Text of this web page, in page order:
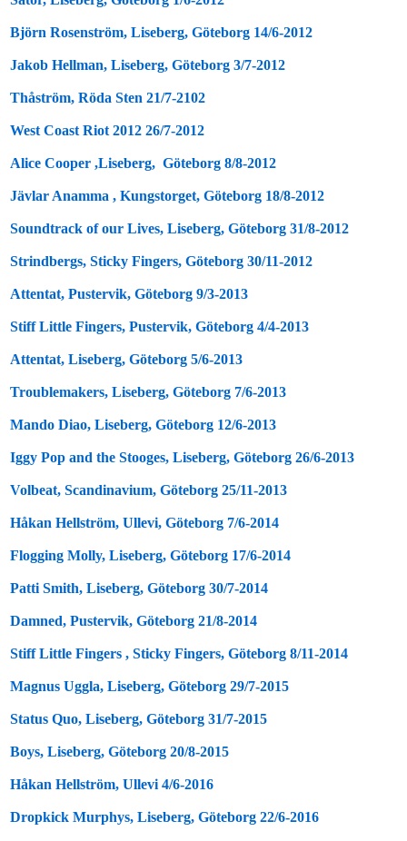
Björn Rosenström, Liseberg, Göteborg 14/6-2012
Jakob Hellman, Liseberg, Göteborg 3/7-2012
Thåström, Röda Sten 21/7-2102
West Coast Riot 2012 26/7-2012
Alice Cooper ,Liseberg, Göteborg 8/8-2012
Jävlar Anamma , Kungstorget, Göteborg 18/8-2012
Soundtrack of our Lives, Liseberg, Göteborg 31/8-2012
Strindbergs, Sticky Fingers, Göteborg 30/11-2012
Attentat, Pustervik, Göteborg 9/3-2013
Stiff Little Fingers, Pustervik, Göteborg 4/4-2013
Attentat, Liseberg, Göteborg 5/6-2013
Troublemakers, Liseberg, Göteborg 7/6-2013
Mando Diao, Liseberg, Göteborg 12/6-2013
Iggy Pop and the Stooges, Liseberg, Göteborg 26/6-2013
Volbeat, Scandinavium, Göteborg 25/11-2013
Håkan Hellström, Ullevi, Göteborg 7/6-2014
Flogging Molly, Liseberg, Göteborg 17/6-2014
Patti Smith, Liseberg, Göteborg 30/7-2014
Damned, Pustervik, Göteborg 21/8-2014
Stiff Little Fingers , Sticky Fingers, Göteborg 8/11-2014
Magnus Uggla, Liseberg, Göteborg 29/7-2015
Status Quo, Liseberg, Göteborg 31/7-2015
Boys, Liseberg, Göteborg 20/8-2015
Håkan Hellström, Ullevi 4/6-2016
Dropkick Murphys, Liseberg, Göteborg 22/6-2016